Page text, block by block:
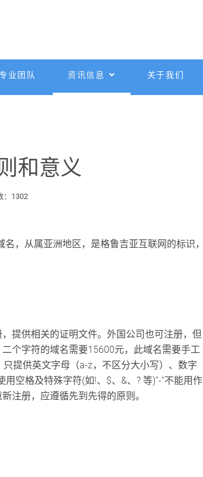
业团队 资讯信息 关于我们
和意义
：1302
，从属亚洲地区，是格鲁吉亚互联网的标识，
提供相关的证明文件。外国公司也可注册，但
个字符的域名需要15600元，此域名需要手工
提供英文字母（a-z，不区分大小写）、数字
用空格及特殊字符(如!、$、&、? 等)”-“不能用作
注册，应遵循先到先得的原则。